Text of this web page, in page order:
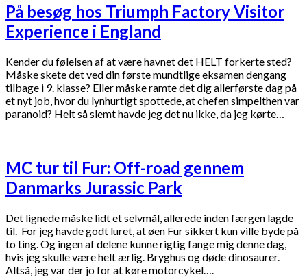
På besøg hos Triumph Factory Visitor
Experience i England
Kender du følelsen af at være havnet det HELT forkerte sted?
Måske skete det ved din første mundtlige eksamen dengang
tilbage i 9. klasse? Eller måske ramte det dig allerførste dag på
et nyt job, hvor du lynhurtigt spottede, at chefen simpelthen var
paranoid? Helt så slemt havde jeg det nu ikke, da jeg kørte…
MC tur til Fur: Off-road gennem
Danmarks Jurassic Park
Det lignede måske lidt et selvmål, allerede inden færgen lagde
til. For jeg havde godt luret, at øen Fur sikkert kun ville byde på
to ting. Og ingen af delene kunne rigtig fange mig denne dag,
hvis jeg skulle være helt ærlig. Bryghus og døde dinosaurer.
Altså, jeg var der jo for at køre motorcykel….